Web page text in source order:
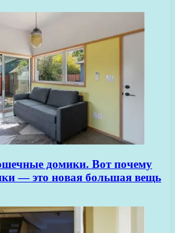
домики. Вот почему
— это новая большая вещь